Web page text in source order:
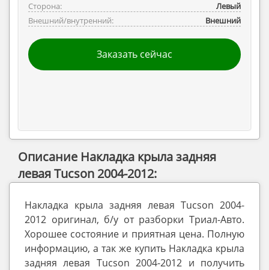
Сторона:
Левый
Внешний/внутренний:
Внешний
Заказать сейчас
Описание Накладка крыла задняя
левая Tucson 2004-2012:
Накладка крыла задняя левая Tucson 2004-
2012 оригинал, б/у от разборки Триал-Авто.
Хорошее состояние и приятная цена. Полную
информацию, а так же купить Накладка крыла
задняя левая Tucson 2004-2012 и получить